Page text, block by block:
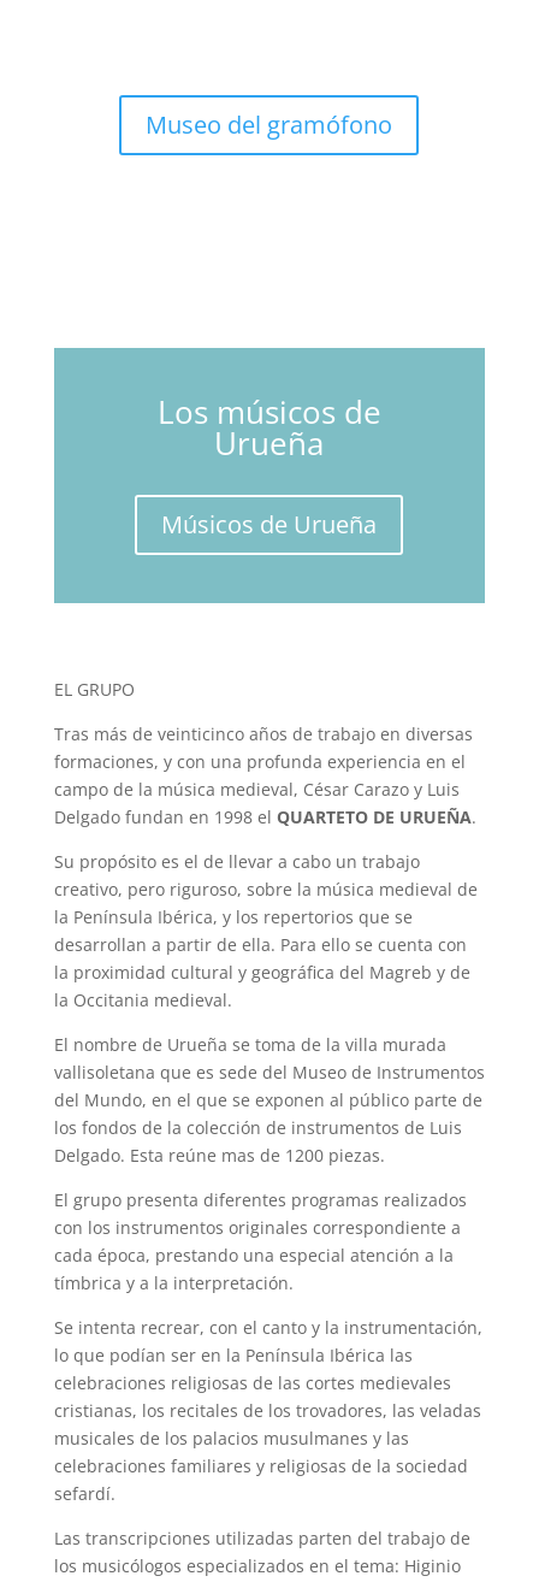
Museo del gramófono
Los músicos de
Urueña
Músicos de Urueña
EL GRUPO
Tras más de veinticinco años de trabajo en diversas
formaciones, y con una profunda experiencia en el
campo de la música medieval, César Carazo y Luis
Delgado fundan en 1998 el QUARTETO DE URUEÑA.
Su propósito es el de llevar a cabo un trabajo
creativo, pero riguroso, sobre la música medieval de
la Península Ibérica, y los repertorios que se
desarrollan a partir de ella. Para ello se cuenta con
la proximidad cultural y geográfica del Magreb y de
la Occitania medieval.
El nombre de Urueña se toma de la villa murada
vallisoletana que es sede del Museo de Instrumentos
del Mundo, en el que se exponen al público parte de
los fondos de la colección de instrumentos de Luis
Delgado. Esta reúne mas de 1200 piezas.
El grupo presenta diferentes programas realizados
con los instrumentos originales correspondiente a
cada época, prestando una especial atención a la
tímbrica y a la interpretación.
Se intenta recrear, con el canto y la instrumentación,
lo que podían ser en la Península Ibérica las
celebraciones religiosas de las cortes medievales
cristianas, los recitales de los trovadores, las veladas
musicales de los palacios musulmanes y las
celebraciones familiares y religiosas de la sociedad
sefardí.
Las transcripciones utilizadas parten del trabajo de
los musicólogos especializados en el tema: Higinio